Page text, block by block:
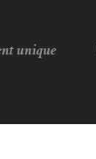
unique